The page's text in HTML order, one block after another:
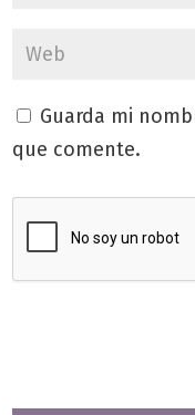
Guarda mi
que comente.